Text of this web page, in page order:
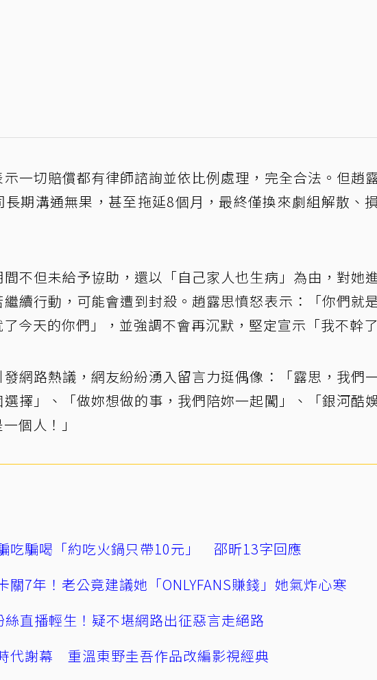
一切賠償都有律師諮詢並依比例處理，完全合法。但趙
期溝通無果，甚至拖延8個月，最終僅換來劇組解散、
不但未給予協助，還以「自己家人也生病」為由，對她
續行動，可能會遭到封殺。趙露思憤怒表示：「你們就
今天的你們」，並強調不會再沉默，堅定宣示「我不幹
網路熱議，網友紛紛湧入留言力挺偶像：「露思，我們
擇」、「做妳想做的事，我們陪妳一起闖」、「銀河酷
個人！」
吃騙喝「約吃火鍋只帶10元」 邵昕13字回應
關7年！老公竟建議她「ONLYFANS賺錢」她氣炸心寒
絲直播輕生！疑不堪網路出征惡言走絕路
代謝幕 重溫東野圭吾作品改編影視經典